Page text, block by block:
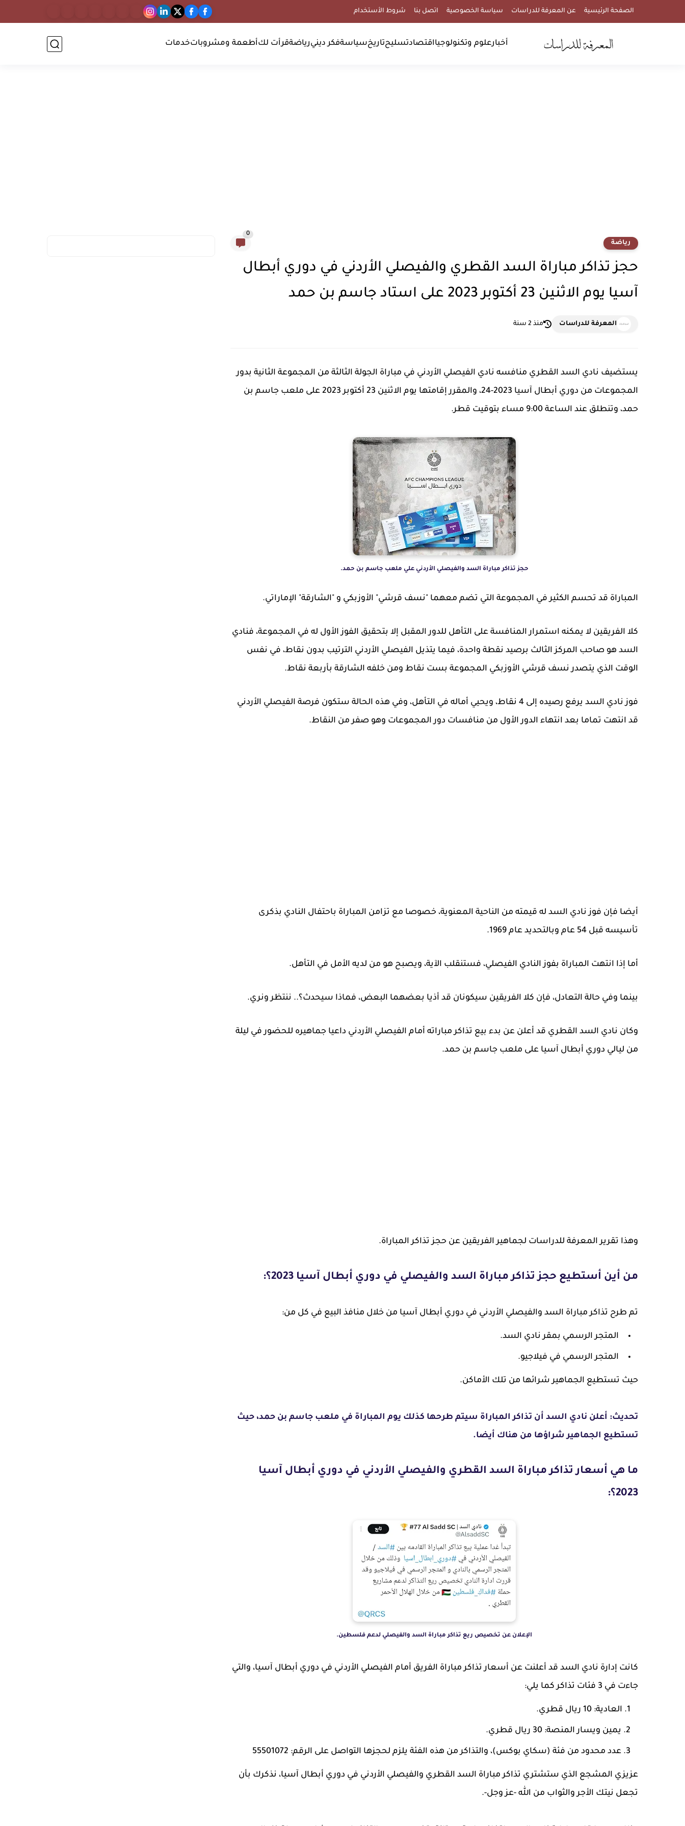
الصفحة الرئيسية عن المعرفة للدراسات سياسة الخصوصية اتصل بنا شروط الأستخدام
أخبارعلوم وتكنولوجيااقتصادتسليحتاريخسياسةفكر دينيرياضةقرأت لكأطعمة ومشروباتخدمات
رياضة
0
حجز تذاكر مباراة السد القطري والفيصلي الأردني في دوري أبطال
آسيا يوم الاثنين 23 أكتوبر 2023 على استاد جاسم بن حمد
المعرفة للدراسات منذ 2 سنة
يستضيف نادي السد القطري منافسه نادي الفيصلي الأردني في مباراة الجولة الثالثة من المجموعة الثانية بدور
المجموعات من دوري أبطال آسيا 2023-24، والمقرر إقامتها يوم الاثنين 23 أكتوبر 2023 على ملعب جاسم بن
حمد، وتنطلق عند الساعة 9:00 مساء بتوقيت قطر.
حجز تذاكر مباراة السد والفيصلي الأردني علي ملعب جاسم بن حمد.
المباراة قد تحسم الكثير في المجموعة التي تضم معهما "نسف قرشي" الأوزبكي و "الشارقة" الإماراتي.
كلا الفريقين لا يمكنه استمرار المنافسة على التأهل للدور المقبل إلا بتحقيق الفوز الأول له في المجموعة، فنادي
السد هو صاحب المركز الثالث برصيد نقطة واحدة، فيما يتذيل الفيصلي الأردني الترتيب بدون نقاط، في نفس
الوقت الذي يتصدر نسف قرشي الأوزبكي المجموعة بست نقاط ومن خلفه الشارقة بأربعة نقاط.
فوز نادي السد يرفع رصيده إلى 4 نقاط، ويحيي أماله في التأهل، وفي هذه الحالة ستكون فرصة الفيصلي الأردني
قد انتهت تماما بعد انتهاء الدور الأول من منافسات دور المجموعات وهو صفر من النقاط.
أيضا فإن فوز نادي السد له قيمته من الناحية المعنوية، خصوصا مع تزامن المباراة باحتفال النادي بذكرى
تأسيسه قبل 54 عام وبالتحديد عام 1969.
أما إذا انتهت المباراة بفوز النادي الفيصلي، فستنقلب الآية، ويصبح هو من لديه الأمل في التأهل.
بينما وفي حالة التعادل، فإن كلا الفريقين سيكونان قد أذيا بعضهما البعض، فماذا سيحدث؟.. ننتظر ونري.
وكان نادي السد القطري قد أعلن عن بدء بيع تذاكر مباراته أمام الفيصلي الأردني داعيا جماهيره للحضور في ليلة
من ليالي دوري أبطال آسيا على ملعب جاسم بن حمد.
وهذا تقرير المعرفة للدراسات لجماهير الفريقين عن حجز تذاكر المباراة.
من أين أستطيع حجز تذاكر مباراة السد والفيصلي في دوري أبطال آسيا 2023؟:
تم طرح تذاكر مباراة السد والفيصلي الأردني في دوري أبطال آسيا من خلال منافذ البيع في كل من:
المتجر الرسمي بمقر نادي السد.
المتجر الرسمي في فيلاجيو.
حيث تستطيع الجماهير شرائها من تلك الأماكن.
تحديث: أعلن نادي السد أن تذاكر المباراة سيتم طرحها كذلك يوم المباراة في ملعب جاسم بن حمد، حيث
تستطيع الجماهير شراؤها من هناك أيضا.
ما هي أسعار تذاكر مباراة السد القطري والفيصلي الأردني في دوري أبطال آسيا
2023؟:
الإعلان عن تخصيص ريع تذاكر مباراة السد والفيصلي لدعم فلسطين.
كانت إدارة نادي السد قد أعلنت عن أسعار تذاكر مباراة الفريق أمام الفيصلي الأردني في دوري أبطال آسيا، والتي
جاءت في 3 فئات تذاكر كما يلي:
العادية: 10 ريال قطري.
يمين ويسار المنصة: 30 ريال قطري.
عدد محدود من فئة (سكاي بوكس)، والتذاكر من هذه الفئة يلزم لحجزها التواصل على الرقم: 55501072
عزيزي المشجع الذي ستشتري تذاكر مباراة السد القطري والفيصلي الأردني في دوري أبطال آسيا، نذكرك بأن
تجعل نيتك الأجر والثواب من الله -عز وجل-.